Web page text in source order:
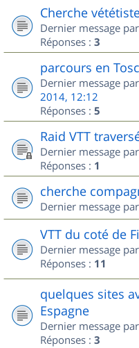
Cherche
Dernier message par
Réponses : 3
parcours en
Dernier message par
2014, 12:12
Réponses : 5
Raid VTT
Dernier message par
Réponses : 1
cherche
Dernier message par
VTT du coté de
Dernier message par
Réponses : 11
quelques sites
Espagne
Dernier message par
Réponses : 3